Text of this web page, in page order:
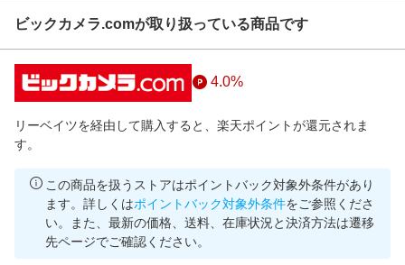
ビックカメラ.comが取り扱っている商品です
4.0%
リーベイツを経由して購入すると、楽天ポイントが還元されま
す。
この商品を扱うストアはポイントバック対象外条件があり
ます。詳しくはポイントバック対象外条件をご参照くださ
い。また、最新の価格、送料、在庫状況と決済方法は遷移
先ページでご確認ください。